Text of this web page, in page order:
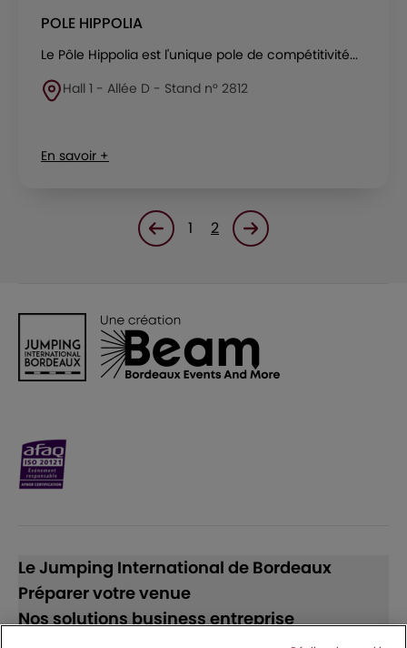
POLE HIPPOLIA
Le Pôle Hippolia est l'unique pole de compétitivité...
Hall 1 - Allée D - Stand n° 2812
En savoir +
Page précédente
1 2 Page suivante<
Le Jumping International de Bordeaux
Préparer votre venue
Nos solutions business entreprise